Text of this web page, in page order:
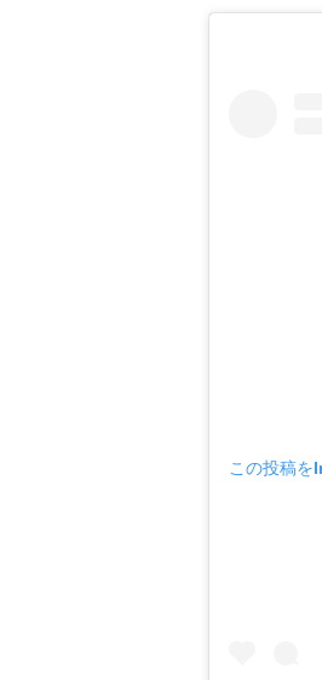
この投稿を